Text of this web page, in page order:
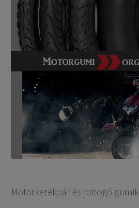
Motorkerékpár és robogó gumik